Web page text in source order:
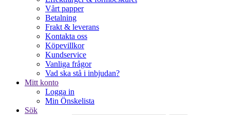
Vårt papper
Betalning
Frakt & leverans
Kontakta oss
Köpevillkor
Kundservice
Vanliga frågor
Vad ska stå i inbjudan?
Mitt konto
Logga in
Min Önskelista
Sök